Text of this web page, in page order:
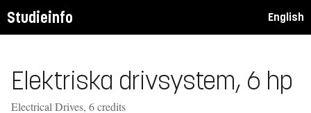
Studieinfo English
Elektriska drivsystem, 6 hp
Electrical Drives, 6 credits